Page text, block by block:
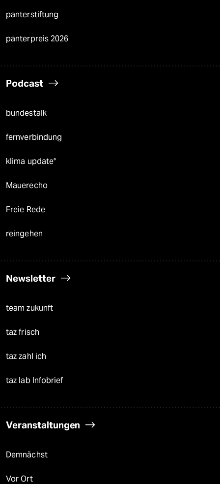
panterstiftung
panterpreis 2026
Podcast
bundestalk
fernverbindung
klima update°
Mauerecho
Freie Rede
reingehen
Newsletter
team zukunft
taz frisch
taz zahl ich
taz lab Infobrief
Veranstaltungen
Demnächst
Vor Ort